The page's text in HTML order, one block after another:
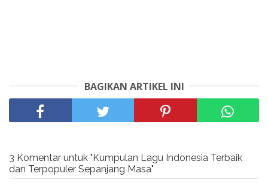
BAGIKAN ARTIKEL INI
3 Komentar untuk "Kumpulan Lagu Indonesia Terbaik
dan Terpopuler Sepanjang Masa"